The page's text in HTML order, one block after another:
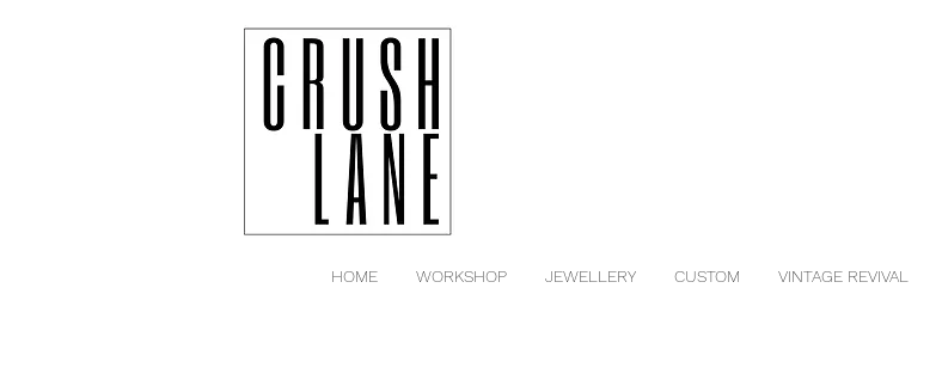
HOME WORKSHOP JEWELLERY CUSTOM VINTAGE REVIVAL